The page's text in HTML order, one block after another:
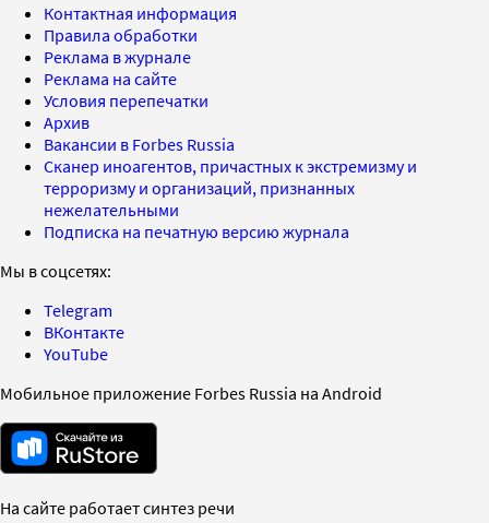
Контактная информация
Правила обработки
Реклама в журнале
Реклама на сайте
Условия перепечатки
Архив
Вакансии в Forbes Russia
Сканер иноагентов, причастных к экстремизму и
терроризму и организаций, признанных
нежелательными
Подписка на печатную версию журнала
Мы в соцсетях:
Telegram
ВКонтакте
YouTube
Мобильное приложение Forbes Russia на Android
На сайте работает синтез речи